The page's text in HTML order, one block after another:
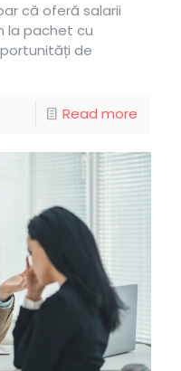
că oferă salarii
la pachet cu
de
Read more